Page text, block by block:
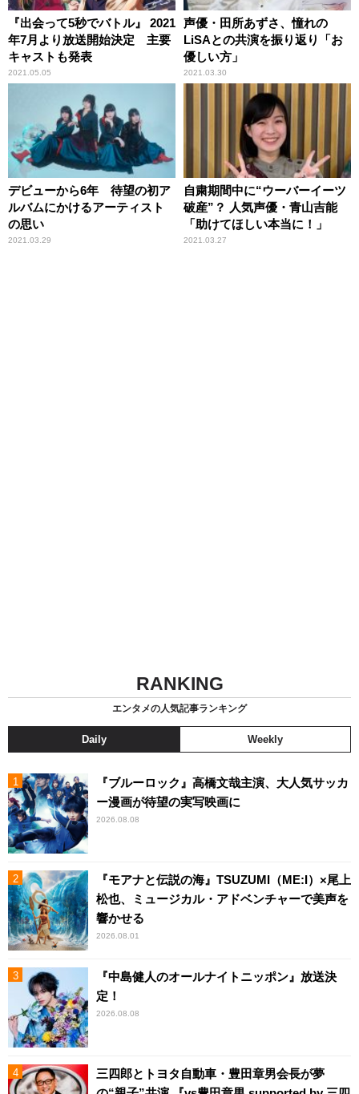
『出会って5秒でバトル』 2021
年7月より放送開始決定 主要
キャストも発表
2021.05.05
声優・田所あずさ、憧れの
LiSAとの共演を振り返り「お
優しい方」
2021.03.30
デビューから6年 待望の初ア
ルバムにかけるアーティスト
の思い
2021.03.29
自粛期間中に“ウーバーイーツ
破産”？ 人気声優・青山吉能
「助けてほしい本当に！」
2021.03.27
RANKING
エンタメの人気記事ランキング
Daily Weekly
『ブルーロック』高橋文哉主演、大人気サッカ
ー漫画が待望の実写映画に
2026.08.08
『モアナと伝説の海』TSUZUMI（ME:I）×尾上
松也、ミュージカル・アドベンチャーで美声を
響かせる
2026.08.01
『中島健人のオールナイトニッポン』放送決
定！
2026.08.08
三四郎とトヨタ自動車・豊田章男会長が夢